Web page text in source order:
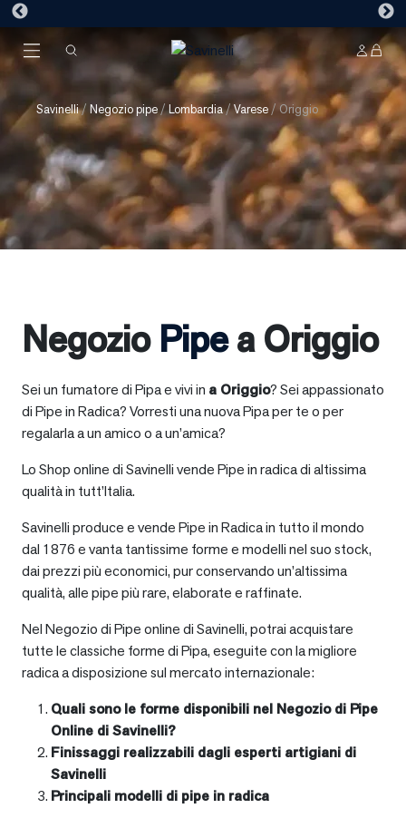
Savinelli/ Negozio pipe/Lombardia/Varese /Origgio
Negozio Pipea Origgio
Sei un fumatore di Pipa e vivi in a Origgio? Sei appassionato
di Pipe in Radica? Vorresti una nuova Pipa per te o per
regalarla a un amico o a un’amica?
Lo Shop online di Savinelli vende Pipe in radica di altissima
qualità in tutt’Italia.
Savinelli produce e vende Pipe in Radica in tutto il mondo
dal 1876 e vanta tantissime forme e modelli nel suo stock,
dai prezzi più economici, pur conservando un’altissima
qualità, alle pipe più rare, elaborate e raffinate.
Nel Negozio di Pipe online di Savinelli, potrai acquistare
tutte le classiche forme di Pipa, eseguite con la migliore
radica a disposizione sul mercato internazionale:
Quali sono le forme disponibili nel Negozio di Pipe
Online di Savinelli?
Finissaggi realizzabili dagli esperti artigiani di
Savinelli
Principali modelli di pipe in radica